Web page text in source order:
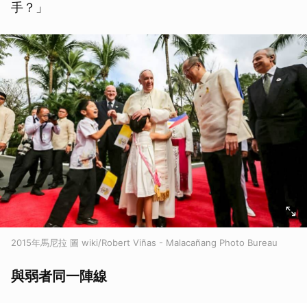
手？」
2015年馬尼拉 圖 wiki/Robert Viñas - Malacañang Photo Bureau
與弱者同一陣線